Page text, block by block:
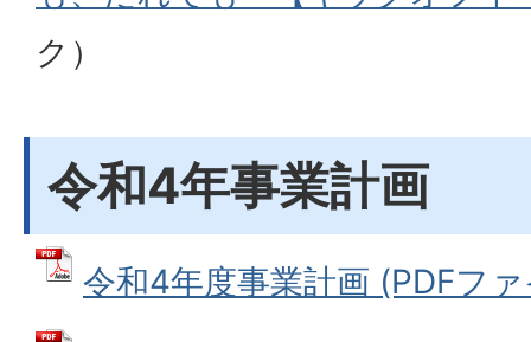
ク）
令和4年事業計画
令和4年度事業計画 (PDFフ